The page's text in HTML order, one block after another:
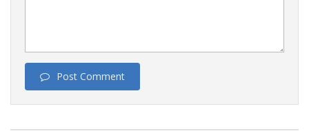
Post Comment